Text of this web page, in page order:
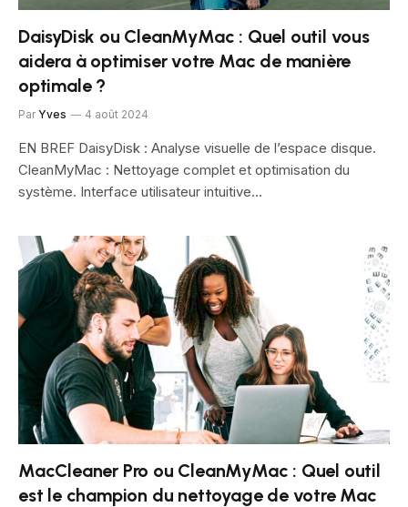
DaisyDisk ou CleanMyMac : Quel outil vous
aidera à optimiser votre Mac de manière
optimale ?
Par Yves 4 août 2024
EN BREF DaisyDisk : Analyse visuelle de l’espace disque.
CleanMyMac : Nettoyage complet et optimisation du
système. Interface utilisateur intuitive…
MacCleaner Pro ou CleanMyMac : Quel outil
est le champion du nettoyage de votre Mac